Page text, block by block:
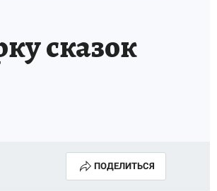
сказок
ПОДЕЛИТЬСЯ